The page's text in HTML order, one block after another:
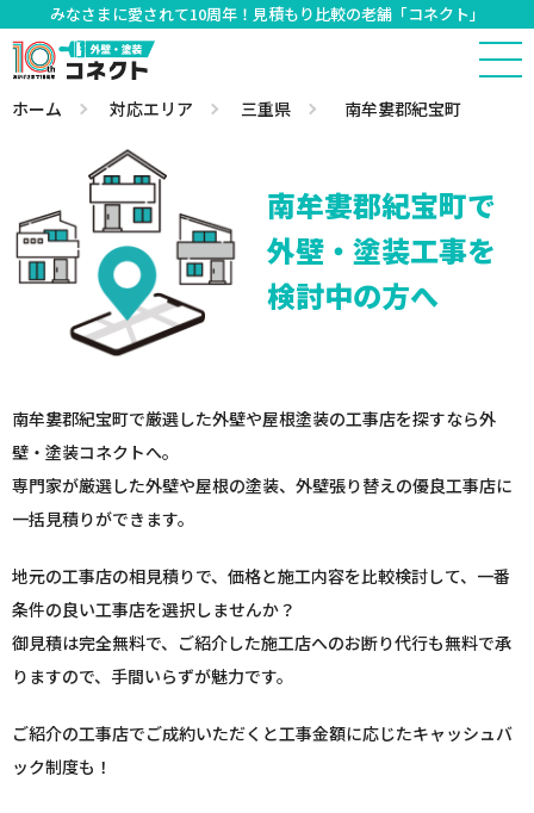
みなさまに愛されて10周年！見積もり比較の老舗「コネクト」
ホーム 対応エリア 三重県 南牟婁郡紀宝町
南牟婁郡紀宝町で
外壁・塗装工事を
検討中の方へ
南牟婁郡紀宝町で厳選した外壁や屋根塗装の工事店を探すなら外
壁・塗装コネクトへ。
専門家が厳選した外壁や屋根の塗装、外壁張り替えの優良工事店に
一括見積りができます。
地元の工事店の相見積りで、価格と施工内容を比較検討して、一番
条件の良い工事店を選択しませんか？
御見積は完全無料で、ご紹介した施工店へのお断り代行も無料で承
りますので、手間いらずが魅力です。
ご紹介の工事店でご成約いただくと工事金額に応じたキャッシュバ
ック制度も！